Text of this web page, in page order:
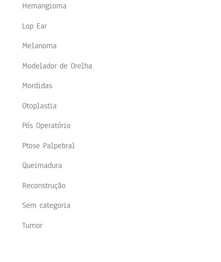
Hemangioma
Lop Ear
Melanoma
Modelador de Orelha
Mordidas
Otoplastia
Pós Operatório
Ptose Palpebral
Queimadura
Reconstrução
Sem categoria
Tumor